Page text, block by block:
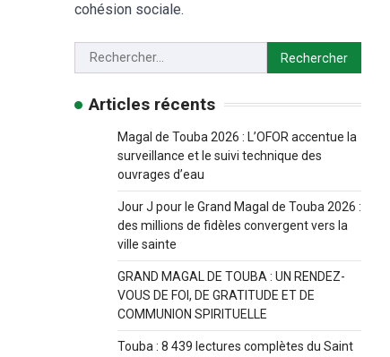
cohésion sociale.
Articles récents
Magal de Touba 2026 : L’OFOR accentue la
surveillance et le suivi technique des
ouvrages d’eau
Jour J pour le Grand Magal de Touba 2026 :
des millions de fidèles convergent vers la
ville sainte
GRAND MAGAL DE TOUBA : UN RENDEZ-
VOUS DE FOI, DE GRATITUDE ET DE
COMMUNION SPIRITUELLE
Touba : 8 439 lectures complètes du Saint